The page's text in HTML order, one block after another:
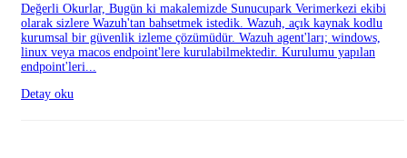
Değerli Okurlar, Bugün ki makalemizde Sunucupark Verimerkezi ekibi
olarak sizlere Wazuh'tan bahsetmek istedik. Wazuh, açık kaynak kodlu
kurumsal bir güvenlik izleme çözümüdür. Wazuh agent'ları; windows,
linux veya macos endpoint'lere kurulabilmektedir. Kurulumu yapılan
endpoint'leri...
Detay oku